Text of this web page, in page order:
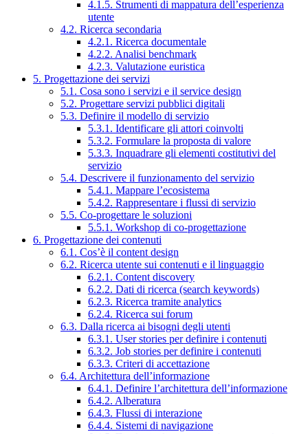
4.1.5. Strumenti di mappatura dell’esperienza
utente
4.2. Ricerca secondaria
4.2.1. Ricerca documentale
4.2.2. Analisi benchmark
4.2.3. Valutazione euristica
5. Progettazione dei servizi
5.1. Cosa sono i servizi e il service design
5.2. Progettare servizi pubblici digitali
5.3. Definire il modello di servizio
5.3.1. Identificare gli attori coinvolti
5.3.2. Formulare la proposta di valore
5.3.3. Inquadrare gli elementi costitutivi del
servizio
5.4. Descrivere il funzionamento del servizio
5.4.1. Mappare l’ecosistema
5.4.2. Rappresentare i flussi di servizio
5.5. Co-progettare le soluzioni
5.5.1. Workshop di co-progettazione
6. Progettazione dei contenuti
6.1. Cos’è il content design
6.2. Ricerca utente sui contenuti e il linguaggio
6.2.1. Content discovery
6.2.2. Dati di ricerca (search keywords)
6.2.3. Ricerca tramite analytics
6.2.4. Ricerca sui forum
6.3. Dalla ricerca ai bisogni degli utenti
6.3.1. User stories per definire i contenuti
6.3.2. Job stories per definire i contenuti
6.3.3. Criteri di accettazione
6.4. Architettura dell’informazione
6.4.1. Definire l’architettura dell’informazione
6.4.2. Alberatura
6.4.3. Flussi di interazione
6.4.4. Sistemi di navigazione